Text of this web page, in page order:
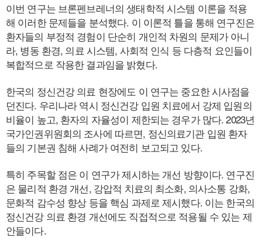
이번 연구는 브론펜브레너의 생태학적 시스템 이론을 적용
해 이러한 문제들을 분석했다. 이 이론적 틀을 통해 연구진은
환자들의 부정적 경험이 단순히 개인적 차원의 문제가 아니
라, 병동 환경, 의료 시스템, 사회적 인식 등 다층적 요인들이
복합적으로 작용한 결과임을 밝혔다.
한국의 정신건강 의료 현장에도 이 연구는 중요한 시사점을
던진다. 우리나라 역시 정신건강 입원 치료에서 강제 입원의
비율이 높고, 환자의 자율성이 제한되는 경우가 많다. 2023년
국가인권위원회의 조사에 따르면, 정신의료기관 입원 환자
들의 기본권 침해 사례가 여전히 보고되고 있다.
특히 주목할 점은 이 연구가 제시하는 개선 방향이다. 연구진
은 물리적 환경 개선, 강압적 치료의 최소화, 의사소통 강화,
문화적 감수성 향상 등을 핵심 과제로 제시했다. 이는 한국의
정신건강 의료 환경 개선에도 직접적으로 적용될 수 있는 제
안들이다.